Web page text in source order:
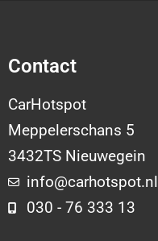
Contact
CarHotspot
Meppelerschans 5
3432TS Nieuwegein
info@carhotspot.nl
030 - 76 333 13